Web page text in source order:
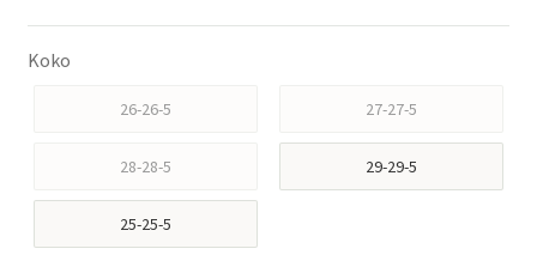
Koko
26-26-5 27-27-5
28-28-5 29-29-5
25-25-5